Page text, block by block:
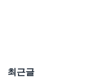
최근글